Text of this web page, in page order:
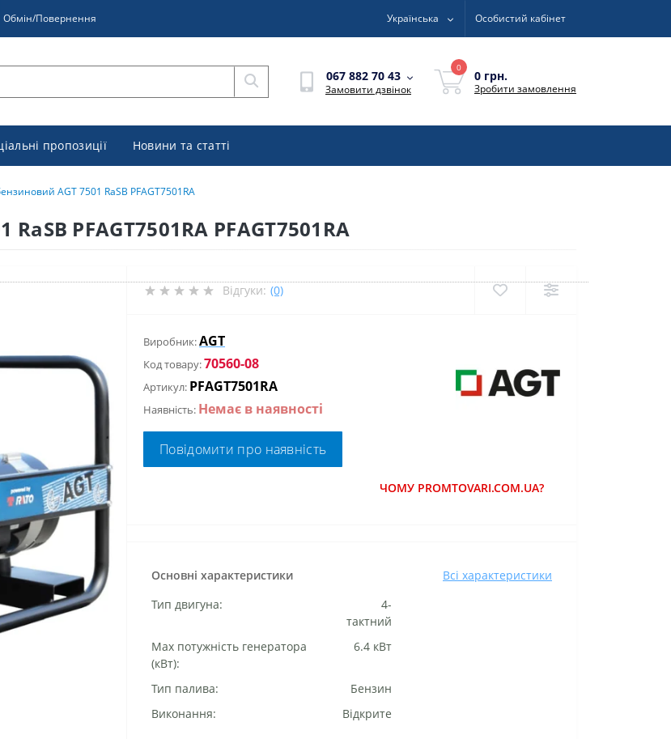
Обмін/Повернення Українська Особистий кабінет
067 882 70 43
Замовити дзвінок
0
0 грн.
Зробити замовлення
пропозиції Новини та статті
AGT 7501 RaSB PFAGT7501RA
PFAGT7501RA PFAGT7501RA
Відгуки: (0)
Виробник:AGT
Код товару:70560-08
Артикул: PFAGT7501RA
Наявність: Немає в наявності
Повідомити про наявність
ЧОМУ PROMTOVARI.COM.UA?
Основні характеристики
Всі характеристики
Тип двигуна:
4-
тактний
Маx потужність генератора
(кВт):
6.4 кВт
Тип палива:
Бензин
Виконання:
Відкрите